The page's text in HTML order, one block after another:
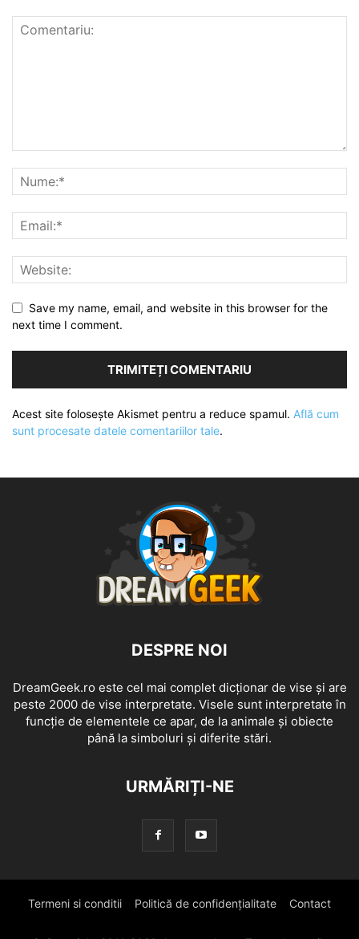
Save my name, email, and website in this browser for the
next time I comment.
Acest site folosește Akismet pentru a reduce spamul. Află cum
sunt procesate datele comentariilor tale.
DESPRE NOI
DreamGeek.ro este cel mai complet dicționar de vise și are
peste 2000 de vise interpretate. Visele sunt interpretate în
funcție de elementele ce apar, de la animale și obiecte
până la simboluri și diferite stări.
URMĂRIȚI-NE
Termeni si conditii Politică de confidențialitate Contact